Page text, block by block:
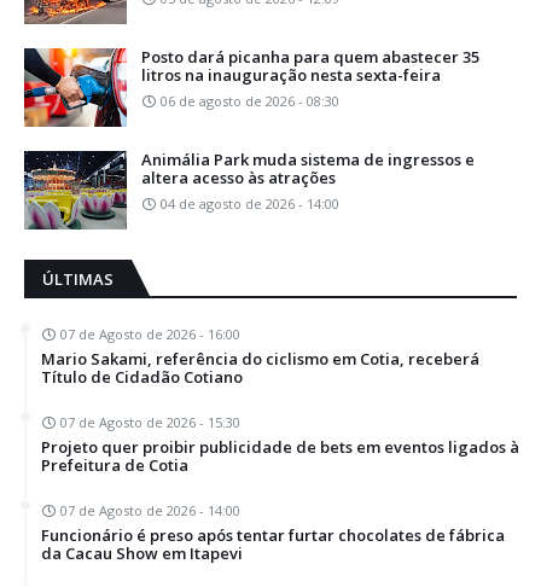
Posto dará picanha para quem abastecer 35
litros na inauguração nesta sexta-feira
06 de agosto de 2026 - 08:30
Animália Park muda sistema de ingressos e
altera acesso às atrações
04 de agosto de 2026 - 14:00
ÚLTIMAS
07 de Agosto de 2026 - 16:00
Mario Sakami, referência do ciclismo em Cotia, receberá
Título de Cidadão Cotiano
07 de Agosto de 2026 - 15:30
Projeto quer proibir publicidade de bets em eventos ligados à
Prefeitura de Cotia
07 de Agosto de 2026 - 14:00
Funcionário é preso após tentar furtar chocolates de fábrica
da Cacau Show em Itapevi